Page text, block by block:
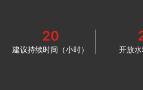
20
建议持续时间（小时） 开放